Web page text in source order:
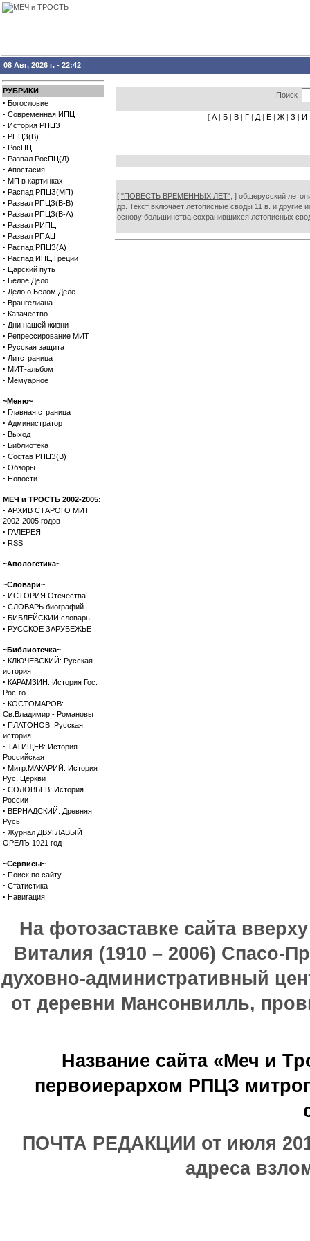
08 Авг, 2026 г. - 22:42
РУБРИКИ
· Богословие
· Современная ИПЦ
· История РПЦЗ
· РПЦЗ(В)
· РосПЦ
· Развал РосПЦ(Д)
· Апостасия
· МП в картинках
· Распад РПЦЗ(МП)
· Развал РПЦЗ(В-В)
· Развал РПЦЗ(В-А)
· Развал РИПЦ
· Развал РПАЦ
· Распад РПЦЗ(А)
· Распад ИПЦ Греции
· Царский путь
· Белое Дело
· Дело о Белом Деле
· Врангелиана
· Казачество
· Дни нашей жизни
· Репрессирование МИТ
· Русская защита
· Литстраница
· МИТ-альбом
· Мемуарное
~Меню~
· Главная страница
· Администратор
· Выход
· Библиотека
· Состав РПЦЗ(В)
· Обзоры
· Новости
МЕЧ и ТРОСТЬ 2002-2005:
· АРХИВ СТАРОГО МИТ
2002-2005 годов
· ГАЛЕРЕЯ
· RSS
~Апологетика~
~Словари~
· ИСТОРИЯ Отечества
· СЛОВАРЬ биографий
· БИБЛЕЙСКИЙ словарь
· РУССКОЕ ЗАРУБЕЖЬЕ
~Библиотечка~
· КЛЮЧЕВСКИЙ: Русская
история
· КАРАМЗИН: История Гос.
Рос-го
· КОСТОМАРОВ:
Св.Владимир - Романовы
· ПЛАТОНОВ: Русская
история
· ТАТИЩЕВ: История
Российская
· Митр.МАКАРИЙ: История
Рус. Церкви
· СОЛОВЬЕВ: История
России
· ВЕРНАДСКИЙ: Древняя
Русь
· Журнал ДВУГЛАВЫЙ
ОРЕЛЪ 1921 год
~Сервисы~
· Поиск по сайту
· Статистика
· Навигация
Поиск
[ А | Б | В | Г | Д | Е | Ж | З | И
[ "ПОВЕСТЬ ВРЕМЕННЫХ ЛЕТ", ] общерусский
др. Текст включает летописные своды 11 в. и
основу большинства сохранившихся летописных
На фотозаставке сайта
Виталия (1910 – 2006) Спасо-
духовно-административный
от деревни Мансонвилль,
Название сайта «Меч и
первоиерархом РПЦЗ
ПОЧТА РЕДАКЦИИ от июля
адреса